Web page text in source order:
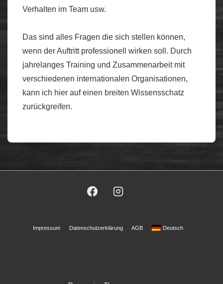
Verhalten im Team usw.
Das sind alles Fragen die sich stellen können,
wenn der Auftritt professionell wirken soll. Durch
jahrelanges Training und Zusammenarbeit mit
verschiedenen internationalen Organisationen,
kann ich hier auf einen breiten Wissensschatz
zurückgreifen.
Footer-
Impressum Datenschutzerklärung AGB Deutsch